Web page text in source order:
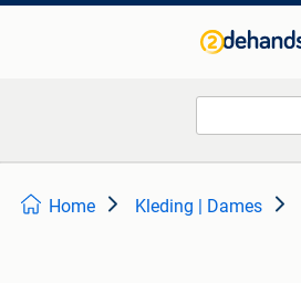
Home Kleding | Dames